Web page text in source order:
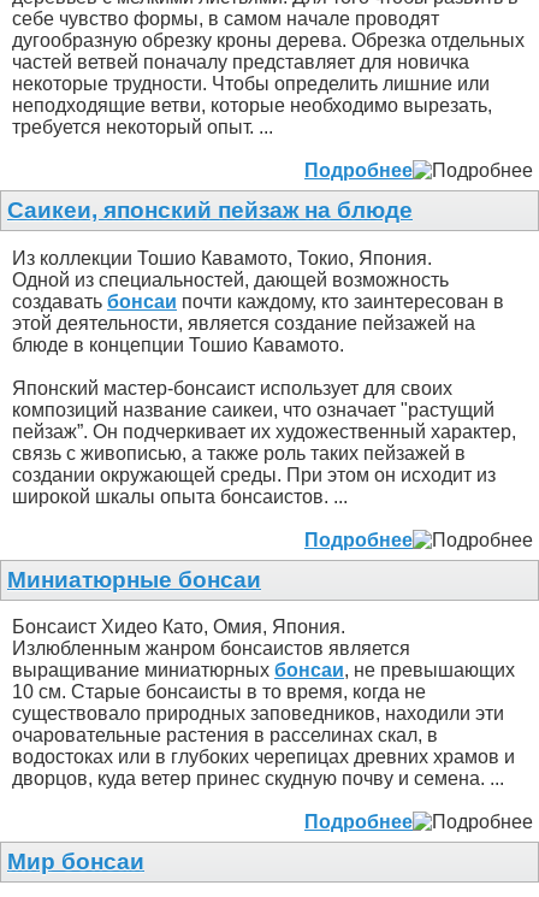
себе чувство формы, в самом начале проводят
дугообразную обрезку кроны дерева. Обрезка отдельных
частей ветвей поначалу представляет для новичка
некоторые трудности. Чтобы определить лишние или
неподходящие ветви, которые необходимо вырезать,
требуется некоторый опыт. ...
Подробнее
Саикеи, японский пейзаж на блюде
Из коллекции Тошио Кавамото, Токио, Япония.
Одной из специальностей, дающей возможность
создавать бонсаи почти каждому, кто заинтересован в
этой деятельности, является создание пейзажей на
блюде в концепции Тошио Кавамото.
Японский мастер-бонсаист использует для своих
композиций название саикеи, что означает "растущий
пейзаж”. Он подчеркивает их художественный характер,
связь с живописью, а также роль таких пейзажей в
создании окружающей среды. При этом он исходит из
широкой шкалы опыта бонсаистов. ...
Подробнее
Миниатюрные бонсаи
Бонсаист Хидео Като, Омия, Япония.
Излюбленным жанром бонсаистов является
выращивание миниатюрных бонсаи, не превышающих
10 см. Старые бонсаисты в то время, когда не
существовало природных заповедников, находили эти
очаровательные растения в расселинах скал, в
водостоках или в глубоких черепицах древних храмов и
дворцов, куда ветер принес скудную почву и семена. ...
Подробнее
Мир бонсаи